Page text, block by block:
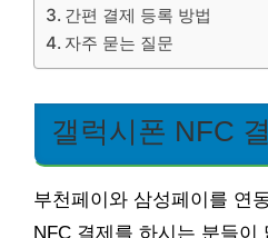
간편 결제 등록 방법
자주 묻는 질문
갤럭시폰 NFC
부천페이와 삼성페이를 연
NFC 결제를 하시는 분들이